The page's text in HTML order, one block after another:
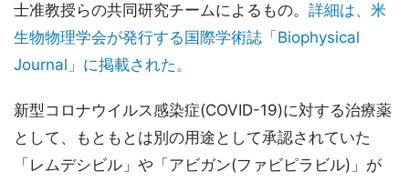
士准教授らの共同研究チームによるもの。 詳細は、米
生物物理学会が発行する国際学術誌「Biophysical
Journal」に掲載された。
新型コロナウイルス感染症(COVID-19)に対する治療薬
として、もともとは別の用途として承認されていた
「レムデシビル」や「アビガン(ファビピラビル)」が